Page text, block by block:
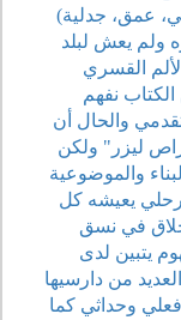
عمق، جدلية)
ولم يعش لبلد
القسري
نفهم
والحال أن
ليزر" ولكن
والموضوعية
يعيشه كل
في نسق
يتبين لدى
من دارسيها
وحداثي كما